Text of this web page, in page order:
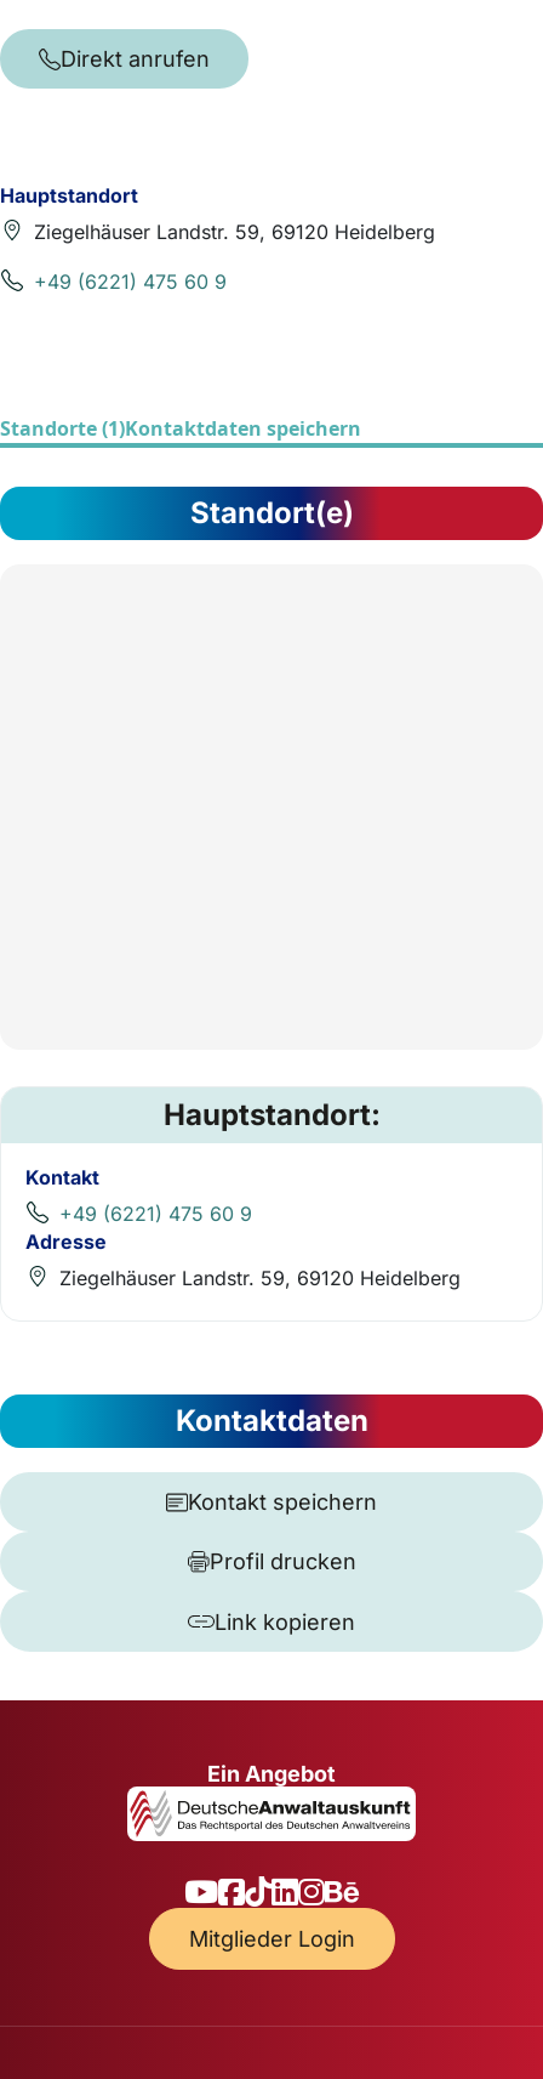
Hauptstandort
Ziegelhäuser Landstr. 59, 69120 Heidelberg
+49 (6221) 475 60 9
Direkt anrufen
Standorte (1)Kontaktdaten speichern
Standort(e)
Hauptstandort:
Kontakt
+49 (6221) 475 60 9
Adresse
Ziegelhäuser Landstr. 59, 69120 Heidelberg
Kontaktdaten
Kontakt speichern
Profil drucken
Link kopieren
Ein Angebot
Mitglieder Login